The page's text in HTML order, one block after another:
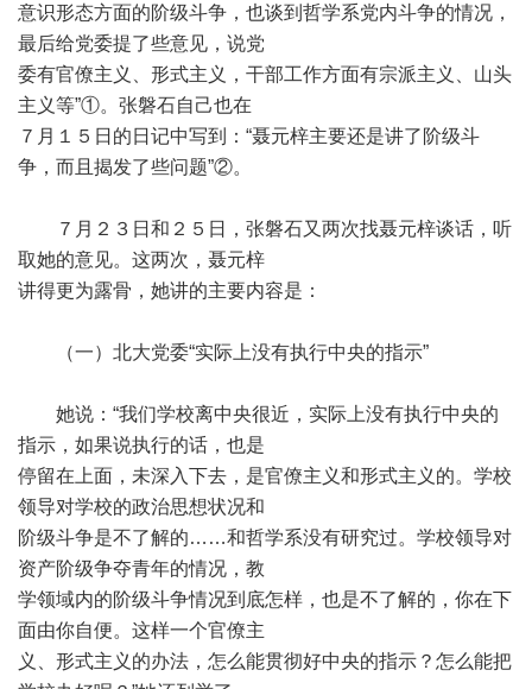
意识形态方面的阶级斗争，也谈到哲学系党内斗争的情况，
最后给党委提了些意见，说党
委有官僚主义、形式主义，干部工作方面有宗派主义、山头
主义等”①。张磐石自己也在
７月１５日的日记中写到：“聂元梓主要还是讲了阶级斗
争，而且揭发了些问题”②。
７月２３日和２５日，张磐石又两次找聂元梓谈话，听
取她的意见。这两次，聂元梓
讲得更为露骨，她讲的主要内容是：
（一）北大党委“实际上没有执行中央的指示”
她说：“我们学校离中央很近，实际上没有执行中央的
指示，如果说执行的话，也是
停留在上面，未深入下去，是官僚主义和形式主义的。学校
领导对学校的政治思想状况和
阶级斗争是不了解的……和哲学系没有研究过。学校领导对
资产阶级争夺青年的情况，教
学领域内的阶级斗争情况到底怎样，也是不了解的，你在下
面由你自便。这样一个官僚主
义、形式主义的办法，怎么能贯彻好中央的指示？怎么能把